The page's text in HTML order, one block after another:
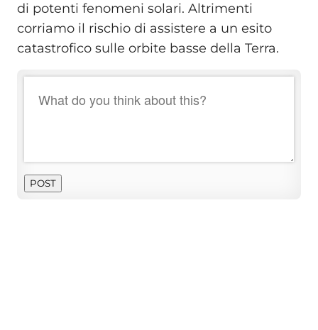
di potenti fenomeni solari. Altrimenti
corriamo il rischio di assistere a un esito
catastrofico sulle orbite basse della Terra.
POST